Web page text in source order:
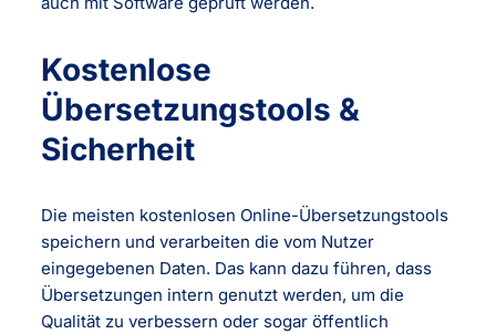
Kostenlose
Übersetzungstools &
Sicherheit
Die meisten kostenlosen Online-Übersetzungstools
speichern und verarbeiten die vom Nutzer
eingegebenen Daten. Das kann dazu führen, dass
Übersetzungen intern genutzt werden, um die
Qualität zu verbessern oder sogar öffentlich